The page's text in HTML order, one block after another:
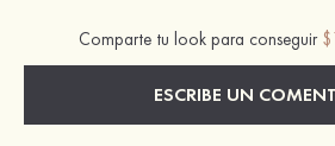
Comparte tu look para conseguir
ESCRIBE UN